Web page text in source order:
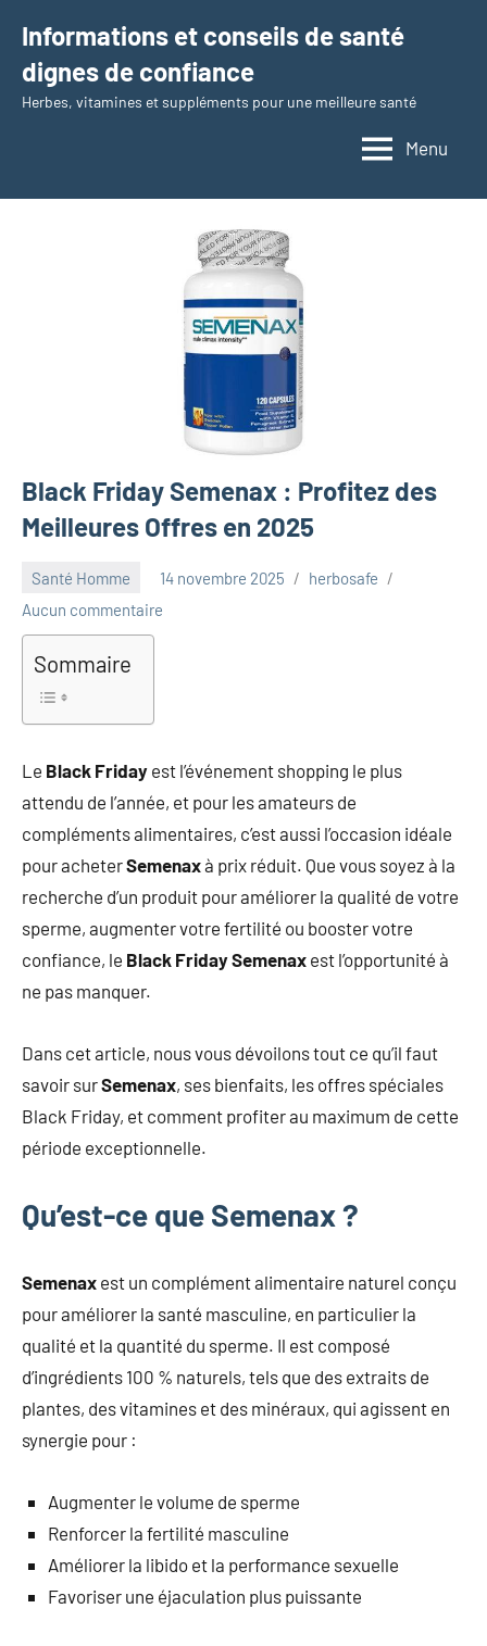
contenu
Informations et conseils de santé
dignes de confiance
Herbes, vitamines et suppléments pour une meilleure santé
Menu
Black Friday Semenax : Profitez des
Meilleures Offres en 2025
Santé Homme 14 novembre 2025
herbosafe
Aucun commentaire
Sommaire
Le Black Friday est l’événement shopping le plus
attendu de l’année, et pour les amateurs de
compléments alimentaires, c’est aussi l’occasion idéale
pour acheterSemenaxà prix réduit. Que vous soyez à la
recherche d’un produit pour améliorer la qualité de votre
sperme, augmenter votre fertilité ou booster votre
confiance, le Black Friday Semenax est l’opportunité à
ne pas manquer.
Dans cet article, nous vous dévoilons tout ce qu’il faut
savoir surSemenax, ses bienfaits, les offres spéciales
Black Friday, et comment profiter au maximum de cette
période exceptionnelle.
Qu’est-ce que Semenax ?
Semenax est un complément alimentaire naturel conçu
pour améliorer la santé masculine, en particulier la
qualité et la quantité du sperme. Il est composé
d’ingrédients 100 % naturels, tels que des extraits de
plantes, des vitamines et des minéraux, qui agissent en
synergie pour :
Augmenter le volume de sperme
Renforcer la fertilité masculine
Améliorer la libido et la performance sexuelle
Favoriser une éjaculation plus puissante